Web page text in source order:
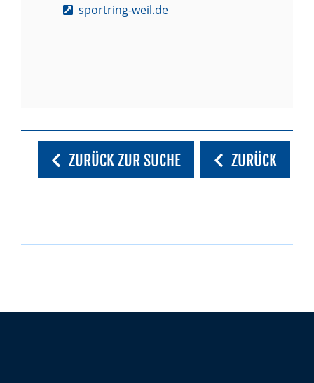
sportring-weil.de
ZURÜCK ZUR SUCHE ZURÜCK